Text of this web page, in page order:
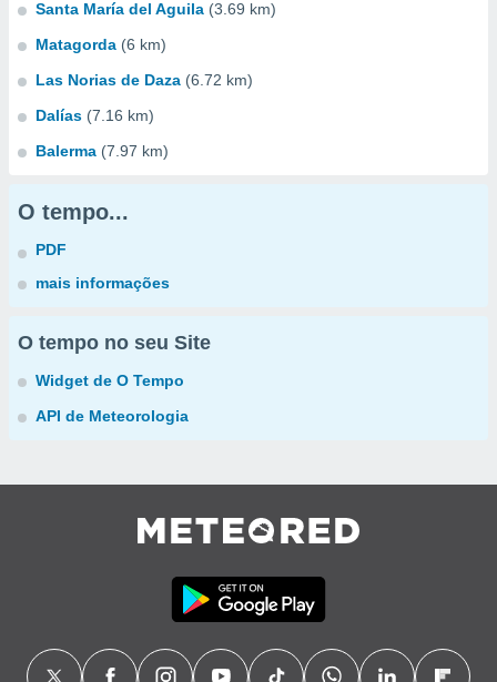
Santa María del Aguila (3.69 km)
Matagorda (6 km)
Las Norias de Daza (6.72 km)
Dalías (7.16 km)
Balerma (7.97 km)
O tempo...
PDF
mais informações
O tempo no seu Site
Widget de O Tempo
API de Meteorologia